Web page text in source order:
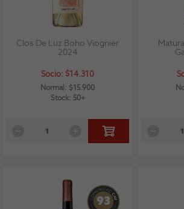
Clos De Luz Boho Viognier
2024
Socio: $14.310
Normal: $15.900
Stock: 50+
93